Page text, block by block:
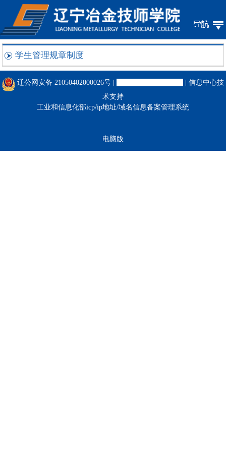
学生管理规章制度
辽公网安备 21050402000026号
| 信息中心技
术支持
工业和信息化部icp/ip地址/域名信息备案管理系统
电脑版